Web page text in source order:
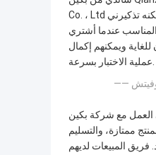
Co. ، Ltd هو بائع دقيق للغاية ، يمكنه تذكيرني
عندما أشتري
ويمكنهم إكمال
عملية الاختبار بسرعة.
العمل مع شركة بكين
ممتازة، والتسليم
فريق المبيعات لديهم